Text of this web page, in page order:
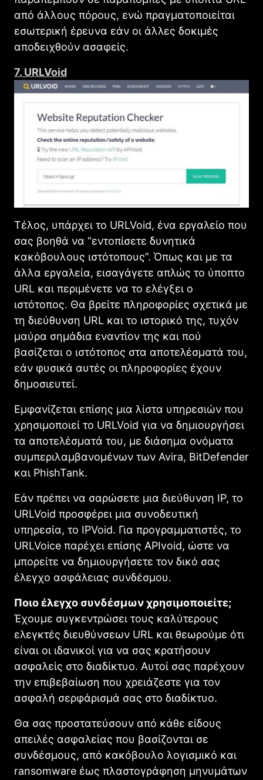
από άλλους πόρους, ενώ πραγματοποιείται
εσωτερική έρευνα εάν οι άλλες δοκιμές
αποδειχθούν ασαφείς.
7. URLVoid
Τέλος, υπάρχει το URLVoid, ένα εργαλείο που
σας βοηθά να “εντοπίσετε δυνητικά
κακόβουλους ιστότοπους”. Όπως και με τα
άλλα εργαλεία, εισαγάγετε απλώς το ύποπτο
URL και περιμένετε να το ελέγξει ο
ιστότοπος. Θα βρείτε πληροφορίες σχετικά με
τη διεύθυνση URL και το ιστορικό της, τυχόν
μαύρα σημάδια εναντίον της και πού
βασίζεται ο ιστότοπος στα αποτελέσματά του,
εάν φυσικά αυτές οι πληροφορίες έχουν
δημοσιευτεί.
Εμφανίζεται επίσης μια λίστα υπηρεσιών που
χρησιμοποιεί το URLVoid για να δημιουργήσει
τα αποτελέσματά του, με διάσημα ονόματα
συμπεριλαμβανομένων των Avira, BitDefender
και PhishTank.
Εάν πρέπει να σαρώσετε μια διεύθυνση IP, το
URLVoid προσφέρει μια συνοδευτική
υπηρεσία, το IPVoid. Για προγραμματιστές, το
URLVoice παρέχει επίσης APIvoid, ώστε να
μπορείτε να δημιουργήσετε τον δικό σας
έλεγχο ασφάλειας συνδέσμου.
Ποιο έλεγχο συνδέσμων χρησιμοποιείτε;
Έχουμε συγκεντρώσει τους καλύτερους
ελεγκτές διευθύνσεων URL και θεωρούμε ότι
είναι οι ιδανικοί για να σας κρατήσουν
ασφαλείς στο διαδίκτυο. Αυτοί σας παρέχουν
την επιβεβαίωση που χρειάζεστε για τον
ασφαλή σερφάρισμά σας στο διαδίκτυο.
Θα σας προστατεύσουν από κάθε είδους
απειλές ασφαλείας που βασίζονται σε
συνδέσμους, από κακόβουλο λογισμικό και
ransomware έως πλαστογράφηση μηνυμάτων